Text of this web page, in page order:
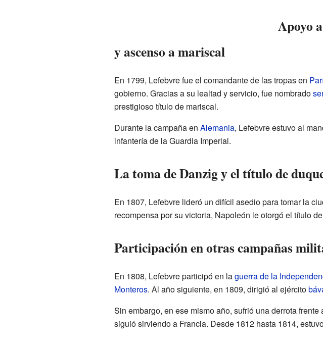
Apoyo
y ascenso a mariscal
En 1799, Lefebvre fue el comandante de las tropas en
gobierno. Gracias a su lealtad y servicio, fue nombrado
prestigioso título de mariscal.
Durante la campaña en Alemania, Lefebvre estuvo al
infantería de la Guardia Imperial.
La toma de Danzig y el título de
En 1807, Lefebvre lideró un difícil asedio para tomar la
recompensa por su victoria, Napoleón le otorgó el título
Participación en otras campañas
En 1808, Lefebvre participó en laguerra de la
Monteros. Al año siguiente, en 1809, dirigió al ejército
Sin embargo, en ese mismo año, sufrió una derrota frente
siguió sirviendo a Francia. Desde 1812 hasta 1814,